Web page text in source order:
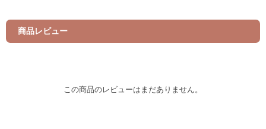
商品レビュー
この商品のレビューはまだありません。